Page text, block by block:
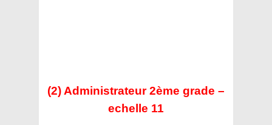
(2) Administrateur 2ème grade –
echelle 11